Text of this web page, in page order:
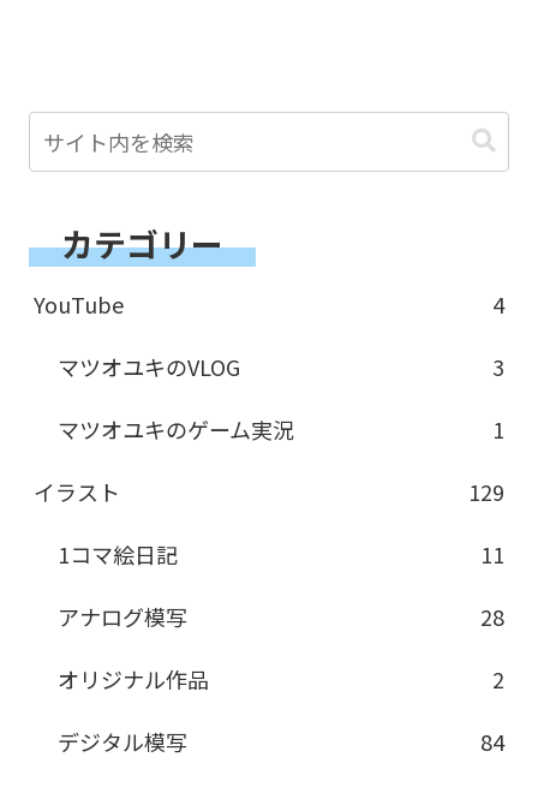
カテゴリー
YouTube
4
マツオユキのVLOG
3
マツオユキのゲーム実況
1
イラスト
129
1コマ絵日記
11
アナログ模写
28
オリジナル作品
2
デジタル模写
84